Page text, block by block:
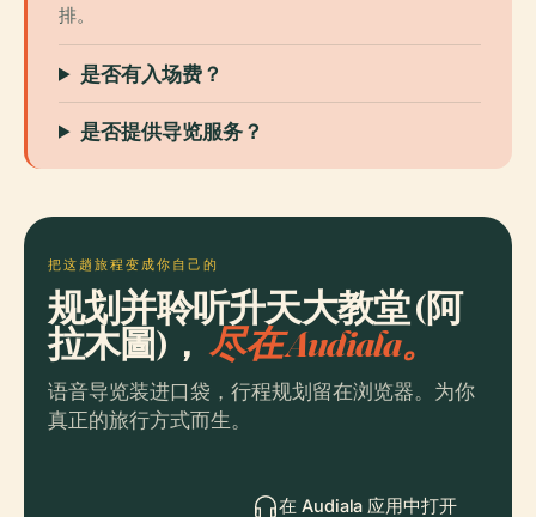
排。
是否有入场费？
是否提供导览服务？
把这趟旅程变成你自己的
规划并聆听升天大教堂 (阿
拉木圖)，尽在 Audiala。
语音导览装进口袋，行程规划留在浏览器。为你
真正的旅行方式而生。
在 Audiala 应用中打开